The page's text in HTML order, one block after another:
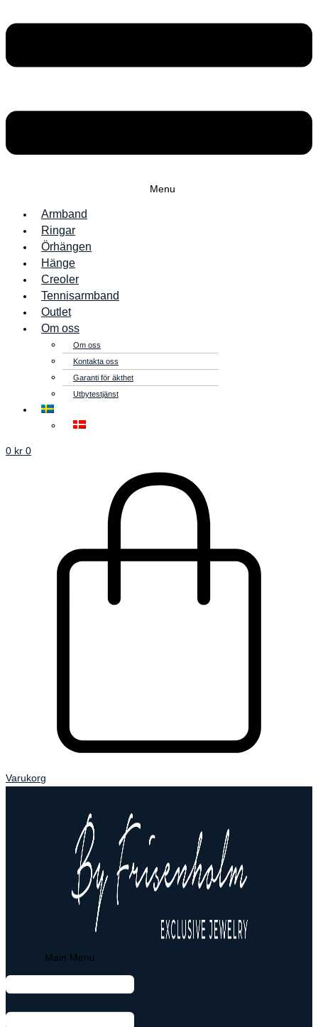
Menu
Armband
Ringar
Örhängen
Hänge
Creoler
Tennisarmband
Outlet
Om oss
Om oss
Kontakta oss
Garanti för äkthet
Utbytestjänst
0 kr 0
Varukorg
Main Menu